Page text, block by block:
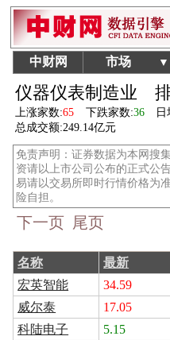
中财网 市场 ▼
仪器仪表制造业
上涨家数:65 下跌家数:36 日
总成交额:249.14亿元
免责声明：证券数据为本网搜
资请以上市公司公布的正式公
易请以交易所即时行情价格为
险自担。
下一页 尾页
名称 最新
宏英智能
34.59
威尔泰
17.05
科陆电子
5.15